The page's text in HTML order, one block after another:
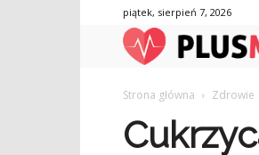
piątek, sierpień 7, 2026
Strona główna Zdrowie